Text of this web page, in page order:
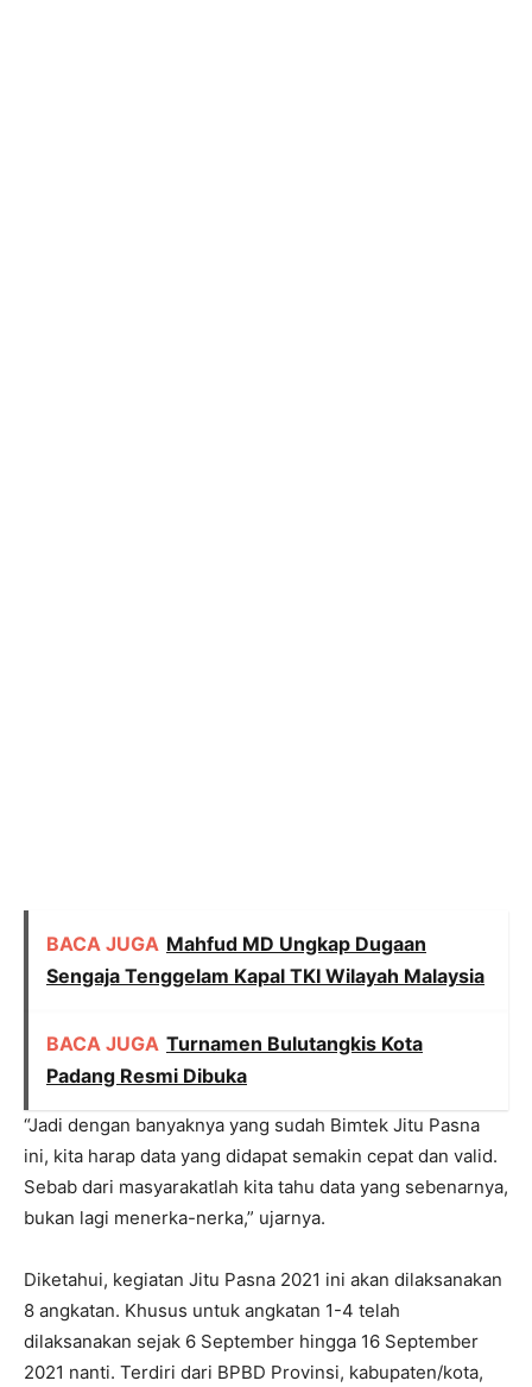
BACA JUGA Mahfud MD Ungkap Dugaan
Sengaja Tenggelam Kapal TKI Wilayah Malaysia
BACA JUGA Turnamen Bulutangkis Kota
Padang Resmi Dibuka
“Jadi dengan banyaknya yang sudah Bimtek Jitu Pasna
ini, kita harap data yang didapat semakin cepat dan valid.
Sebab dari masyarakatlah kita tahu data yang sebenarnya,
bukan lagi menerka-nerka,” ujarnya.
Diketahui, kegiatan Jitu Pasna 2021 ini akan dilaksanakan
8 angkatan. Khusus untuk angkatan 1-4 telah
dilaksanakan sejak 6 September hingga 16 September
2021 nanti. Terdiri dari BPBD Provinsi, kabupaten/kota,